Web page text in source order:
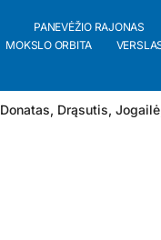
PANEVĖŽIO RAJONAS
MOKSLO ORBITA
Donatas, Drąsutis, Jogailė